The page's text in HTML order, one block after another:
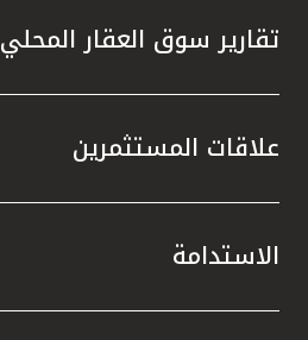
تقارير سوق العقار المحلي
علاقات المستثمرين
الاستدامة